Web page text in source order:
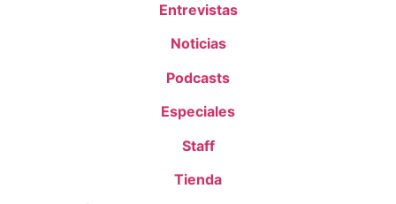
Entrevistas
Noticias
Podcasts
Especiales
Staff
Tienda